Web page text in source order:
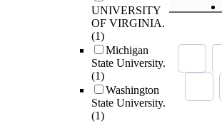
UNIVERSITY
OF VIRGINIA.
(1)
Michigan
State University.
(1)
Washington
State University.
(1)